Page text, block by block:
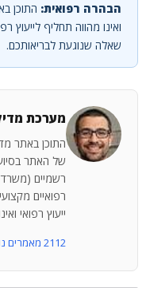
הבהרה רפואית: התוכן
ואינו מהווה תחליף לייעוץ
שאלה שנוגעת לבריאותכם.
מערכת
התוכן באתר
של האתר
רשמיים (משרד
רפואיים
ייעוץ רפואי
2112 מאמרים נוספים